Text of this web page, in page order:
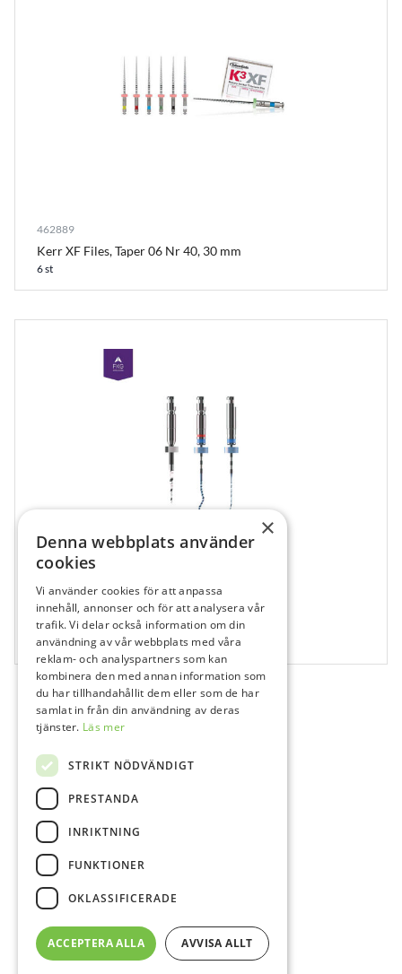
462889
Kerr XF Files, Taper 06 Nr 40, 30 mm
6 st
531934
XP-endo Rise Retreatment Filar 25 mm
3 st
×
Denna webbplats använder
cookies
Vi använder cookies för att anpassa
innehåll, annonser och för att analysera vår
trafik. Vi delar också information om din
användning av vår webbplats med våra
reklam- och analyspartners som kan
kombinera den med annan information som
du har tillhandahållit dem eller som de har
samlat in från din användning av deras
tjänster. Läs mer
STRIKT NÖDVÄNDIGT
PRESTANDA
INRIKTNING
FUNKTIONER
OKLASSIFICERADE
ACCEPTERA ALLA AVVISA ALLT